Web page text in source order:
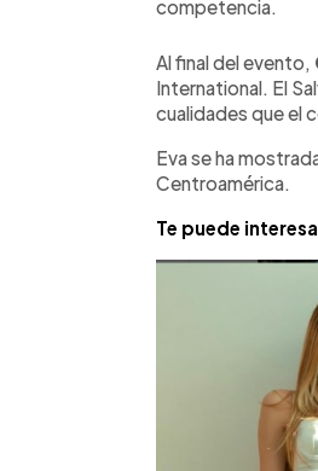
competencia.
Al final del evento,
International. El
cualidades que el
Eva se ha
Centroamérica.
Te puede